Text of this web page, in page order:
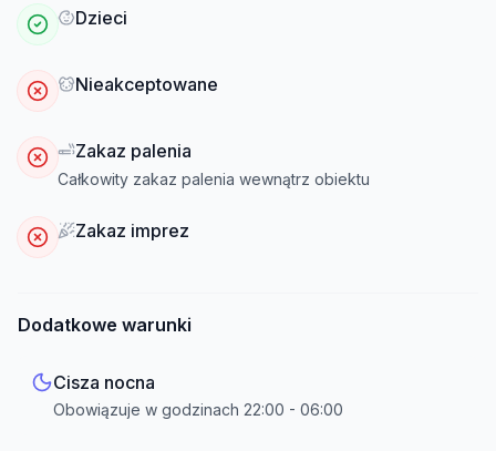
Dzieci
Nieakceptowane
Zakaz palenia
Całkowity zakaz palenia wewnątrz obiektu
Zakaz imprez
Dodatkowe warunki
Cisza nocna
Obowiązuje w godzinach 22:00 - 06:00